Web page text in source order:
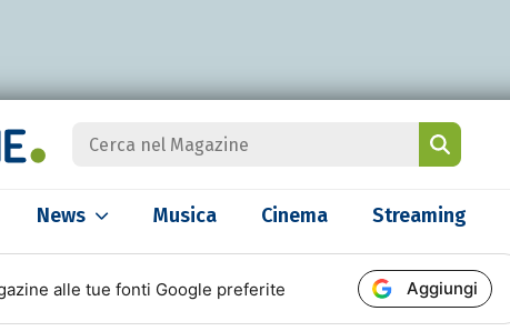
News Musica Cinema Streaming
alle tue fonti Google preferite Aggiungi